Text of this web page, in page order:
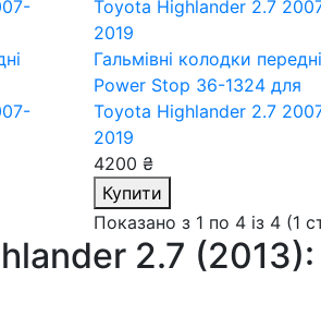
Гальмівні колодки передні
Power Stop 36-1324 для
Toyota Highlander 2.7
2019
4200 ₴
Купити
Показано з 1 по 4 із 4 (1
2.7 (2013):